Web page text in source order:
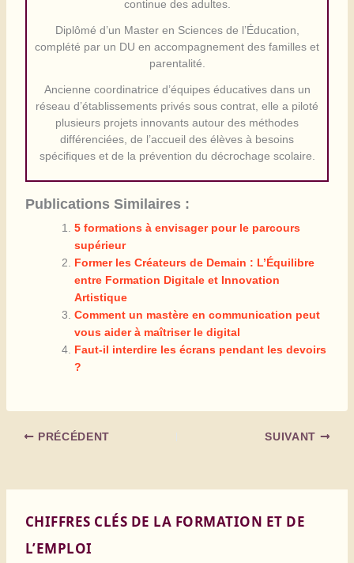
continue des adultes.
Diplômé d’un Master en Sciences de l’Éducation,
complété par un DU en accompagnement des familles et
parentalité.
Ancienne coordinatrice d’équipes éducatives dans un
réseau d’établissements privés sous contrat, elle a piloté
plusieurs projets innovants autour des méthodes
différenciées, de l’accueil des élèves à besoins
spécifiques et de la prévention du décrochage scolaire.
Publications Similaires :
5 formations à envisager pour le parcours
supérieur
Former les Créateurs de Demain : L’Équilibre
entre Formation Digitale et Innovation
Artistique
Comment un mastère en communication peut
vous aider à maîtriser le digital
Faut-il interdire les écrans pendant les devoirs
?
PRÉCÉDENT SUIVANT
CHIFFRES CLÉS DE LA FORMATION ET DE
L’EMPLOI